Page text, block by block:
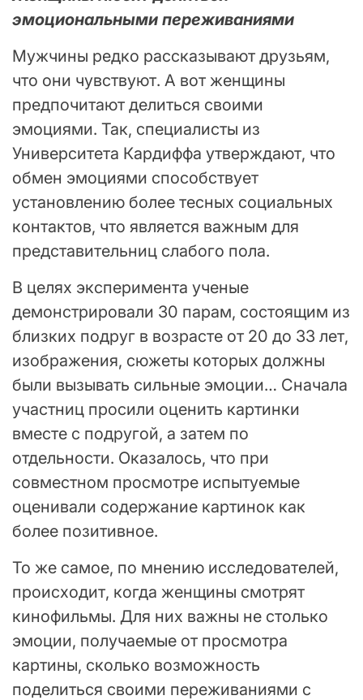
эмоциональными переживаниями
Мужчины редко рассказывают друзьям,
что они чувствуют. А вот женщины
предпочитают делиться своими
эмоциями. Так, специалисты из
Университета Кардиффа утверждают, что
обмен эмоциями способствует
установлению более тесных социальных
контактов, что является важным для
представительниц слабого пола.
В целях эксперимента ученые
демонстрировали 30 парам, состоящим из
близких подруг в возрасте от 20 до 33 лет,
изображения, сюжеты которых должны
были вызывать сильные эмоции… Сначала
участниц просили оценить картинки
вместе с подругой, а затем по
отдельности. Оказалось, что при
совместном просмотре испытуемые
оценивали содержание картинок как
более позитивное.
То же самое, по мнению исследователей,
происходит, когда женщины смотрят
кинофильмы. Для них важны не столько
эмоции, получаемые от просмотра
картины, сколько возможность
поделиться своими переживаниями с